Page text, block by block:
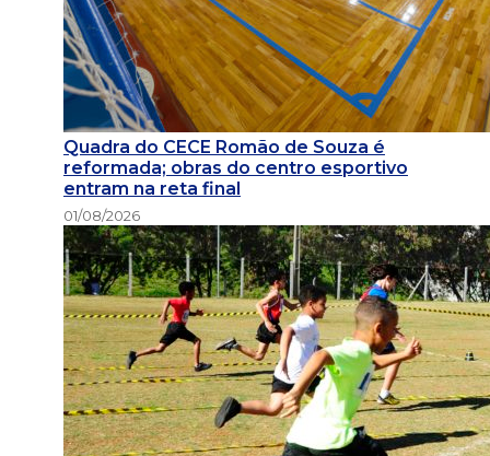
Quadra do CECE Romão de Souza é
reformada; obras do centro esportivo
entram na reta final
01/08/2026